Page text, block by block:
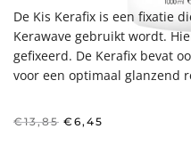
De Kis Kerafix is een fixatie
Kerawave gebruikt wordt.
gefixeerd. De Kerafix bevat
voor een optimaal glanzend
€13,85 Oorspronkelijke
€ 6,45